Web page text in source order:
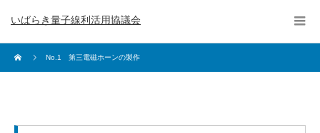
いばらき量子線利活用協議会
No.1 第三電磁ホーンの製作